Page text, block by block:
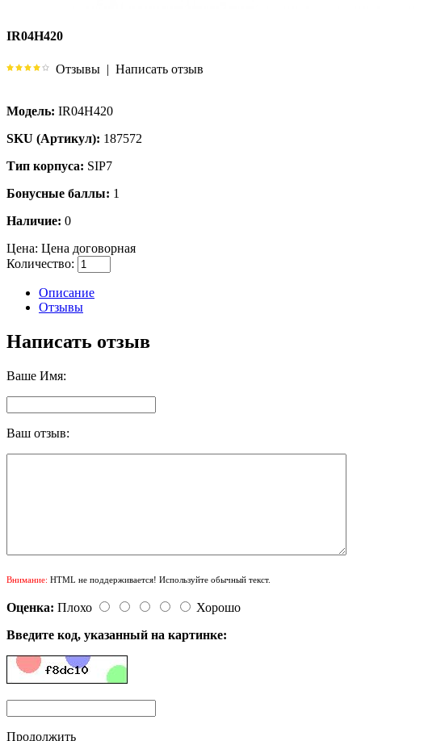
IR04H420
Отзывы | Написать отзыв
Модель: IR04H420
SKU (Артикул): 187572
Тип корпуса: SIP7
Бонусные баллы: 1
Наличие: 0
Цена: Цена договорная
Количество:
Описание
Отзывы
Написать отзыв
Ваше Имя:
Ваш отзыв:
Внимание: HTML не поддерживается! Используйте обычный текст.
Оценка: Плохо
Хорошо
Введите код, указанный на картинке:
Продолжить